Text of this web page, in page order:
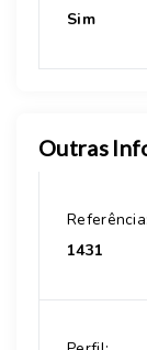
Sim
Outras
Referência:
1431